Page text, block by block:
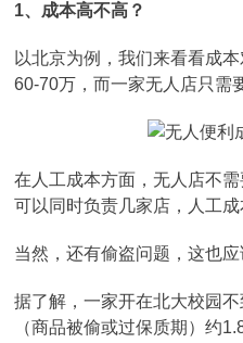
1、成本高不高？
以北京为例，我们来看看成
60-70万，而一家无人店只需
在人工成本方面，无人店不
可以同时负责几家店，人工成
当然，还有偷盗问题，这也应
据了解，一家开在北大校园
（商品被偷或过保质期）约